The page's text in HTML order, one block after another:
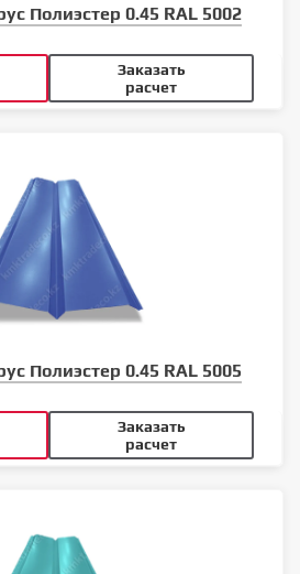
Полиэстер 0.45 RAL 5002
Заказать
расчет
Полиэстер 0.45 RAL 5005
Заказать
расчет